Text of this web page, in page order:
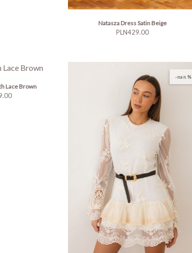
Natasza Dress Satin Beige
Price
PLN429.00
Lace Brown
-nan %